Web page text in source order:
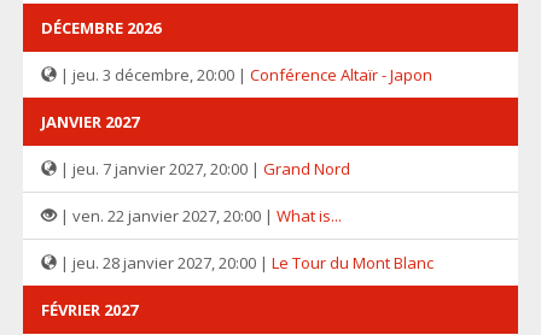
DÉCEMBRE 2026
| jeu. 3 décembre, 20:00 | Conférence Altaïr - Japon
JANVIER 2027
| jeu. 7 janvier 2027, 20:00 | Grand Nord
| ven. 22 janvier 2027, 20:00 | What is...
| jeu. 28 janvier 2027, 20:00 | Le Tour du Mont Blanc
FÉVRIER 2027